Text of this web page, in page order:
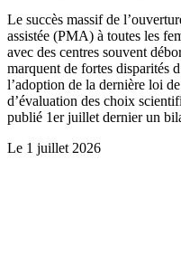
Le succès massif de
assistée (PMA) à toutes les
avec des centres souvent
marquent de fortes disparités
l’adoption de la dernière loi
d’évaluation des choix
publié 1er juillet dernier un
Le 1 juillet 2026